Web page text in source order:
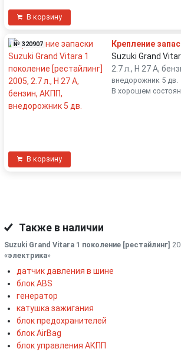
В корзину
№ 320907
Крепление
Suzuki Grand
2.7 л., H 27 A,
внедорожник 5 дв.
В хорошем
В корзину
Также в наличии
Suzuki Grand Vitara 1 поколение [рестайлинг]
«электрика»
датчик давления в шине
блок ABS
генератор
катушка зажигания
блок предохранителей
блок AirBag
блок управления АКПП